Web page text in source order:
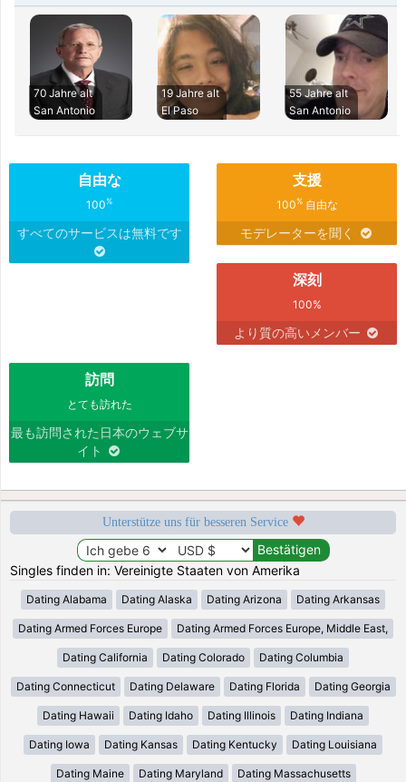
70 Jahre alt
San Antonio
19 Jahre alt
El Paso
55 Jahre alt
San Antonio
自由な
100%
すべてのサービスは無料です
支援
100%自由な
モデレーターを聞く
深刻
100%
より質の高いメンバー
訪問
とても訪れた
最も訪問された日本のウェブサ
イト
Unterstütze uns für besseren Service
Singles finden in: Vereinigte Staaten von Amerika
Dating Alabama Dating Alaska Dating Arizona Dating Arkansas
Dating Armed Forces Europe Dating Armed Forces Europe, Middle East,
Dating California Dating Colorado Dating Columbia
Dating Connecticut Dating Delaware Dating Florida Dating Georgia
Dating Hawaii Dating Idaho Dating Illinois Dating Indiana
Dating Iowa Dating Kansas Dating Kentucky Dating Louisiana
Dating Maine Dating Maryland Dating Massachusetts